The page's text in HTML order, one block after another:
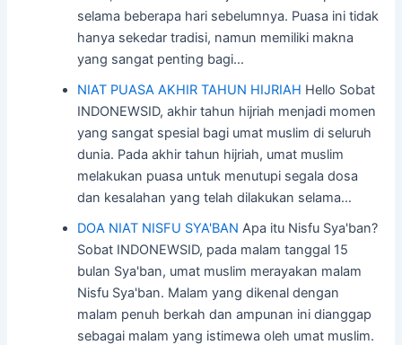
selama beberapa hari sebelumnya. Puasa ini tidak
hanya sekedar tradisi, namun memiliki makna
yang sangat penting bagi…
NIAT PUASA AKHIR TAHUN HIJRIAH Hello Sobat
INDONEWSID, akhir tahun hijriah menjadi momen
yang sangat spesial bagi umat muslim di seluruh
dunia. Pada akhir tahun hijriah, umat muslim
melakukan puasa untuk menutupi segala dosa
dan kesalahan yang telah dilakukan selama…
DOA NIAT NISFU SYA'BAN Apa itu Nisfu Sya'ban?
Sobat INDONEWSID, pada malam tanggal 15
bulan Sya'ban, umat muslim merayakan malam
Nisfu Sya'ban. Malam yang dikenal dengan
malam penuh berkah dan ampunan ini dianggap
sebagai malam yang istimewa oleh umat muslim.